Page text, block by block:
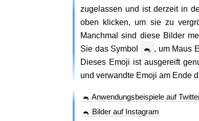
zugelassen und ist derzeit in
oben klicken, um sie zu
Manchmal sind diese Bilder
Sie das Symbol
🐁 , um Maus
Dieses Emoji ist ausgereift
und verwandte Emoji am Ende
🐁 Anwendungsbeispiele auf
🐁 Bilder auf Instagram